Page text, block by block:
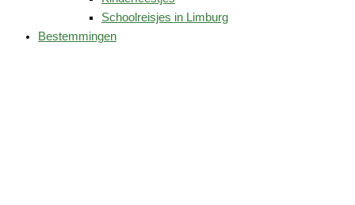
Schoolreisjes in Limburg
Bestemmingen